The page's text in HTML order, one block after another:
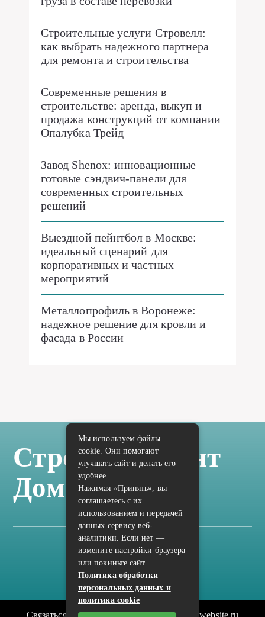
Строительные услуги Стровелл:
как выбрать надежного партнера
для ремонта и строительства
Современные решения в
строительстве: аренда, выкуп и
продажа конструкций от компании
Опалубка Трейд
Завод Shenox: инновационные
готовые сэндвич-панели для
современных строительных
решений
Выездной пейнтбол в Москве:
идеальный сценарий для
корпоративных и частных
мероприятий
Металлопрофиль в Воронеже:
надежное решение для кровли и
фасада в России
Стройка Ремонт
Дом Отделка
Карта сайта
Политика конфиденциальности
Связаться с редакцией сайта: vilic.ru@mailwebsite.ru
Мы используем файлы
cookie. Они помогают
улучшать сайт и делать его
удобнее.
Нажимая «Принять», вы
соглашаетесь с их
использованием и передачей
данных сервису веб-
аналитики. Если нет —
измените настройки браузера
или покиньте сайт.
Политика обработки
персональных данных и
политика cookie